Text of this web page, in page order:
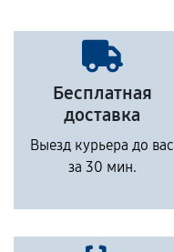
Бесплатная
доставка
Выезд курьера до вас
за 30 мин.